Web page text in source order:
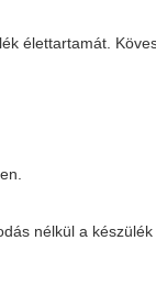
élettartamát.
nélkül a készülék